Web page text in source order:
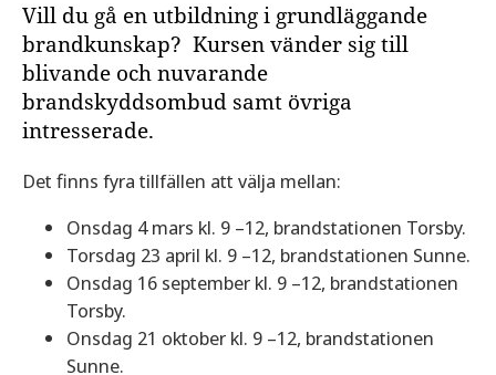
Vill du gå en utbildning i grundläggande
brandkunskap? Kursen vänder sig till
blivande och nuvarande
brandskyddsombud samt övriga
intresserade.
Det finns fyra tillfällen att välja mellan:
Onsdag 4 mars kl. 9 –12, brandstationen Torsby.
Torsdag 23 april kl. 9 –12, brandstationen Sunne.
Onsdag 16 september kl. 9 –12, brandstationen
Torsby.
Onsdag 21 oktober kl. 9 –12, brandstationen
Sunne.